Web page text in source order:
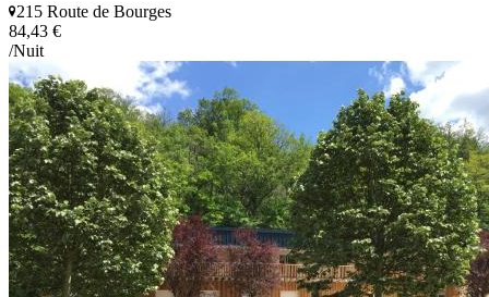
215 Route de Bourges
84,43 €
/Nuit